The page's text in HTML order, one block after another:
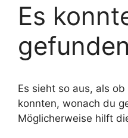
Es
Es sieht so aus, als
konnten, wonach du
Möglicherweise hilft